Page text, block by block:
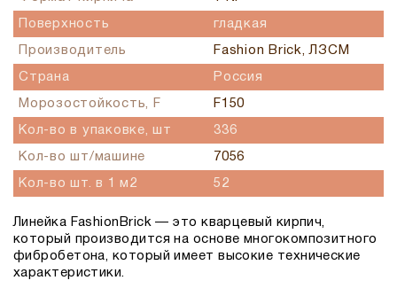
Поверхность гладкая
Производитель Fashion Brick, ЛЗСМ
Страна Россия
Морозостойкость, F F150
Кол-во в упаковке, шт 336
Кол-во шт/машине 7056
Кол-во шт. в 1 м2 52
Линейка FashionBrick — это кварцевый кирпич,
который производится на основе многокомпозитного
фибробетона, который имеет высокие технические
характеристики.